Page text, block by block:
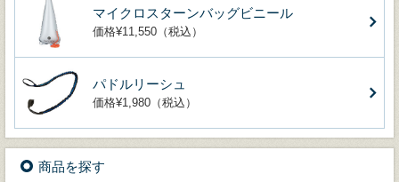
マイクロスターンバッグビニール
価格¥11,550（税込）
パドルリーシュ
価格¥1,980（税込）
商品を探す